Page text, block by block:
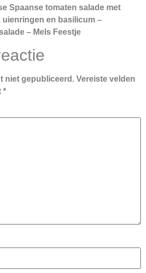
Spaanse tomaten salade met
en basilicum –
– Mels Feestje
niet gepubliceerd. Vereiste velden
*